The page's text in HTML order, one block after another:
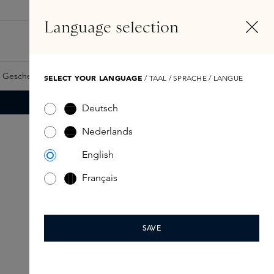
Samples Skins Exclusives Skins Boxen
Language selection
SELECT YOUR LANGUAGE / TAAL / SPRACHE / LANGUE
Deutsch
Nederlands
English
Français
SAVE